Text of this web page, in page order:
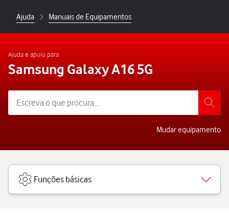
Ajuda Manuais de Equipamentos
Ajuda e apoio para
Samsung Galaxy A16 5G
Mudar equipamento
Funções básicas